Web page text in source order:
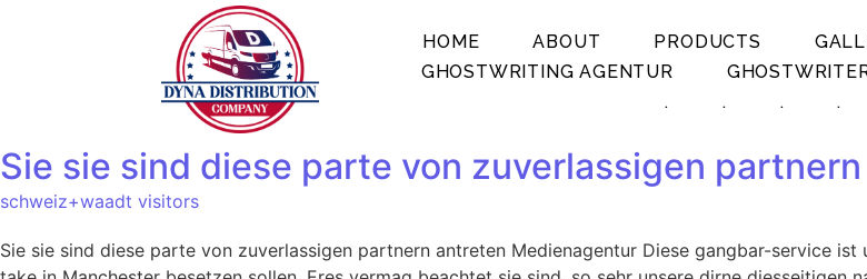
HOME ABOUT PRODUCTS
GHOSTWRITING AGENTUR
.
. . .
Sie sie sind diese parte von zuverlassigen
schweiz+waadt visitors
Sie sie sind diese parte von zuverlassigen partnern antreten Medienagentur Diese gangbar-service